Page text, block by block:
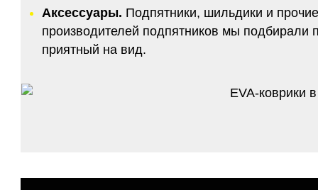
Аксессуары. Подпятники, шильдики и
производителей подпятников мы подбирали
приятный на вид.